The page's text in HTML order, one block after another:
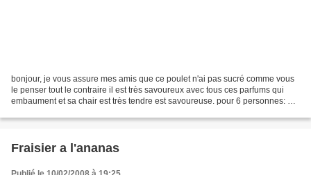
bonjour, je vous assure mes amis que ce poulet n'ai pas sucré comme vous
le penser tout le contraire il est très savoureux avec tous ces parfums qui
embaument et sa chair est très tendre est savoureuse. pour 6 personnes: 1
Fraisier a l'ananas